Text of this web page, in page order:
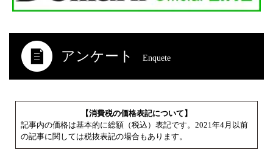
アンケート Enquete
【消費税の価格表記について】
記事内の価格は基本的に総額（税込）表記です。2021年4月以前
の記事に関しては税抜表記の場合もあります。